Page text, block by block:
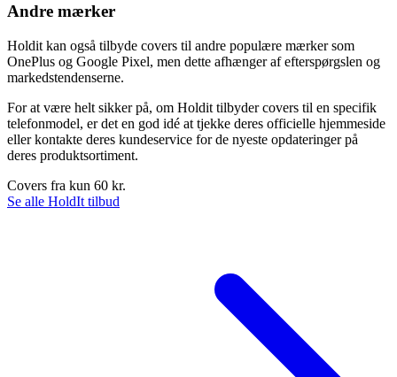
Andre mærker
Holdit kan også tilbyde covers til andre populære mærker som
OnePlus og Google Pixel, men dette afhænger af efterspørgslen og
markedstendenserne.
For at være helt sikker på, om Holdit tilbyder covers til en specifik
telefonmodel, er det en god idé at tjekke deres officielle hjemmeside
eller kontakte deres kundeservice for de nyeste opdateringer på
deres produktsortiment.
Covers fra kun 60 kr.
Se alle HoldIt tilbud